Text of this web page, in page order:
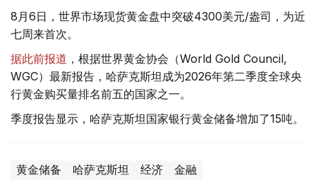
8月6日，世界市场现货黄金盘中突破4300美元/盎司，为近
七周来首次。
据此前报道 ，根据世界黄金协会（World Gold Council,
WGC）最新报告，哈萨克斯坦成为2026年第二季度全球央
行黄金购买量排名前五的国家之一。
季度报告显示，哈萨克斯坦国家银行黄金储备增加了15吨。
黄金储备 哈萨克斯坦 经济 金融